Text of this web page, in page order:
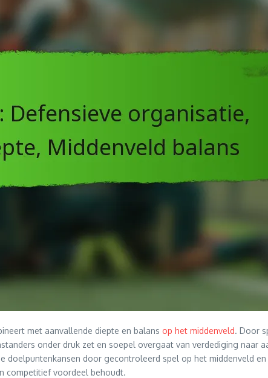
met aanvallende diepte en balans op het middenveld. Door
onder druk zet en soepel overgaat van verdediging naar
door gecontroleerd spel op het middenveld
competitief voordeel behoudt.